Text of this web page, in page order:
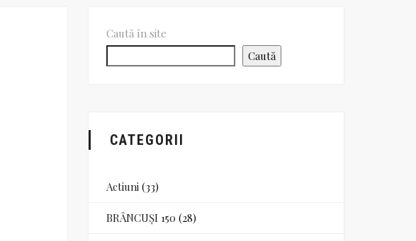
Caută în site
Caută
CATEGORII
Actiuni (33)
BRÂNCUȘI 150 (28)